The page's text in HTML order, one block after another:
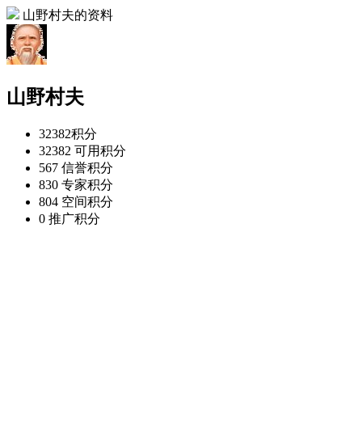
山野村夫的资料
山野村夫
32382积分
32382 可用积分
567 信誉积分
830 专家积分
804 空间积分
0 推广积分